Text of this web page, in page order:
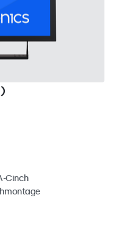
Cinch